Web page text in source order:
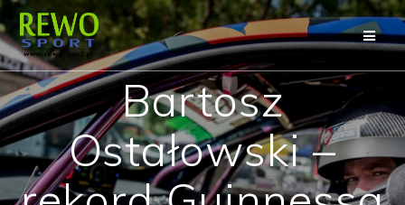
Przejdź
do
treści
Bartosz
Ostałowski –